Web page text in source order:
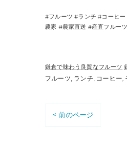
#フルーツ #ランチ #コーヒ
農家 #農家直送 #産直フルー
鎌倉で味わう良質なフルーツ
フルーツ ランチ コーヒー
< 前のページ